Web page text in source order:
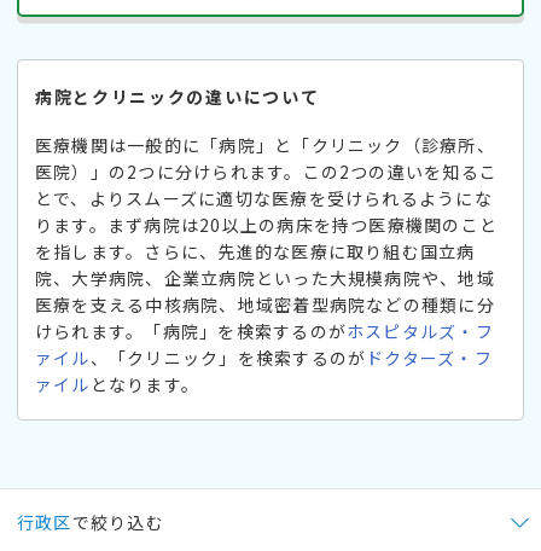
病院とクリニックの違いについて
医療機関は一般的に「病院」と「クリニック（診療所、
医院）」の2つに分けられます。この2つの違いを知るこ
とで、よりスムーズに適切な医療を受けられるようにな
ります。まず病院は20以上の病床を持つ医療機関のこと
を指します。さらに、先進的な医療に取り組む国立病
院、大学病院、企業立病院といった大規模病院や、地域
医療を支える中核病院、地域密着型病院などの種類に分
けられます。「病院」を検索するのがホスピタルズ・フ
ァイル、「クリニック」を検索するのが ドクターズ・フ
ァイル となります。
行政区で絞り込む